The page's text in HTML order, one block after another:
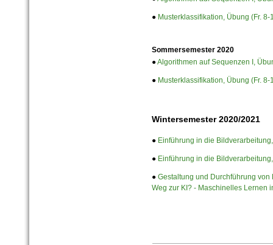
● Musterklassifikation, Übung (Fr. 8-
Sommersemester 2020
●Algorithmen auf Sequenzen I,
● Musterklassifikation, Übung (Fr. 8-
Wintersemester 2020/2021
● Einführung in die
● Einführung in die
● Gestaltung und Durchführung von
Weg zur KI? - Maschinelles Lernen